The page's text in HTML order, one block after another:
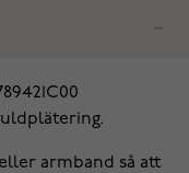
armband så att